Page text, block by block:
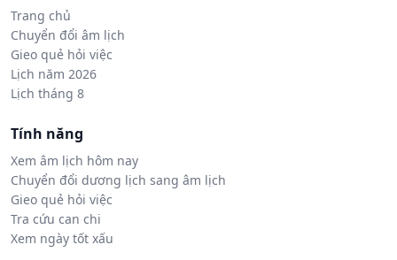
Trang chủ
Chuyển đổi âm lịch
Gieo quẻ hỏi việc
Lịch năm 2026
Lịch tháng 8
Tính năng
Xem âm lịch hôm nay
Chuyển đổi dương lịch sang âm lịch
Gieo quẻ hỏi việc
Tra cứu can chi
Xem ngày tốt xấu